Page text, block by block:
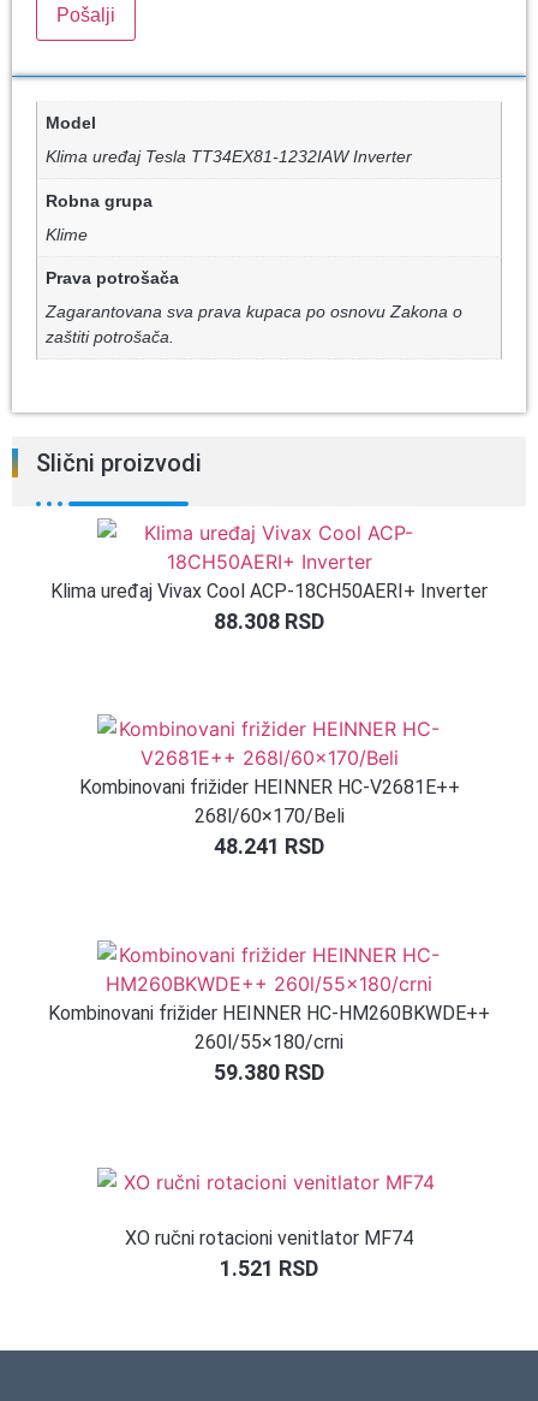
Model
Klima uređaj Tesla TT34EX81-1232IAW Inverter
Robna grupa
Klime
Prava potrošača
Zagarantovana sva prava kupaca po osnovu Zakona o
zaštiti potrošača.
Slični proizvodi
Klima uređaj Vivax Cool ACP-18CH50AERI+ Inverter
88.308 RSD
Kombinovani frižider HEINNER HC-V2681E++
268l/60×170/Beli
48.241 RSD
Kombinovani frižider HEINNER HC-HM260BKWDE++
260l/55×180/crni
59.380 RSD
XO ručni rotacioni venitlator MF74
1.521 RSD